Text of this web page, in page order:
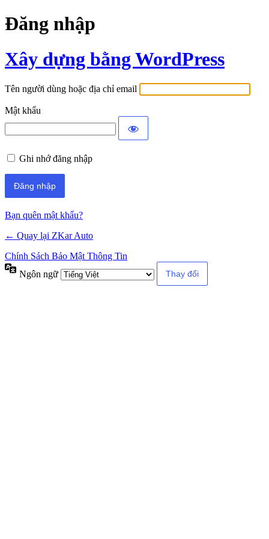
Đăng nhập
Xây dựng bằng WordPress
Tên người dùng hoặc địa chỉ email
Mật khẩu
Ghi nhớ đăng nhập
Bạn quên mật khẩu?
← Quay lại ZKar Auto
Chính Sách Bảo Mật Thông Tin
Ngôn ngữ